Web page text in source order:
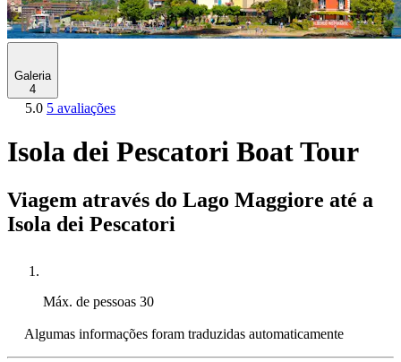
Galeria
4
5.0 5 avaliações
Isola dei Pescatori Boat Tour
Viagem através do Lago Maggiore até a
Isola dei Pescatori
Máx. de pessoas 30
Algumas informações foram traduzidas automaticamente